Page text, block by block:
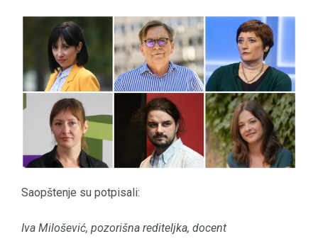
Saopštenje su potpisali:
Iva Milošević, pozorišna rediteljka, docent